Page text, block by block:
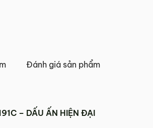
Đánh giá sản phẩm
– DẤU ẤN HIỆN ĐẠI
các ngày Lễ, Tết.
TP. Hồ Chí Minh.